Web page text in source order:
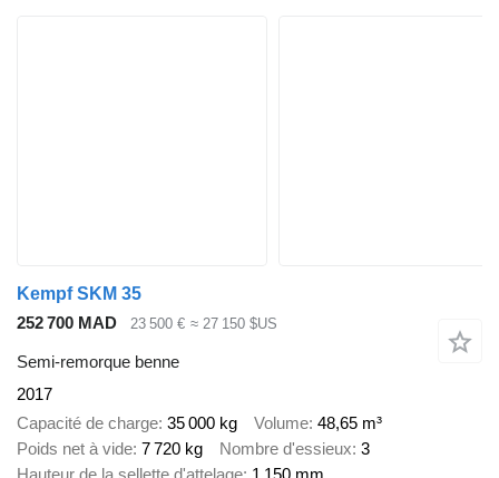
Kempf SKM 35
252 700 MAD
23 500 € ≈ 27 150 $US
Semi-remorque benne
2017
Capacité de charge 35 000 kg Volume 48,65 m³
Poids net à vide 7 720 kg Nombre d'essieux 3